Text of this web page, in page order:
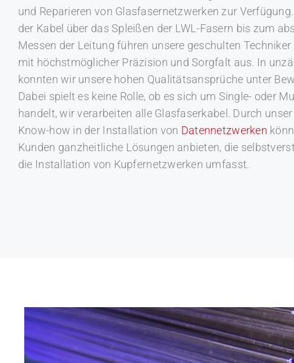
und Reparieren von Glasfasernetzwerken zur
der Kabel über das Spleißen der LWL-Fasern bis zum
Messen der Leitung führen unsere geschulten Techniker
mit höchstmöglicher Präzision und Sorgfalt aus. In
konnten wir unsere hohen Qualitätsansprüche unter
Dabei spielt es keine Rolle, ob es sich um Single- oder
handelt, wir verarbeiten alle Glasfaserkabel. Durch
Know-how in der Installation von Datennetzwerken
Kunden ganzheitliche Lösungen anbieten, die
die Installation von Kupfernetzwerken umfasst.